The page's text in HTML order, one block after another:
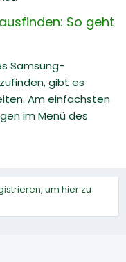
So geht
Samsung-
gibt es
Am einfachsten
im Menü des
um hier zu